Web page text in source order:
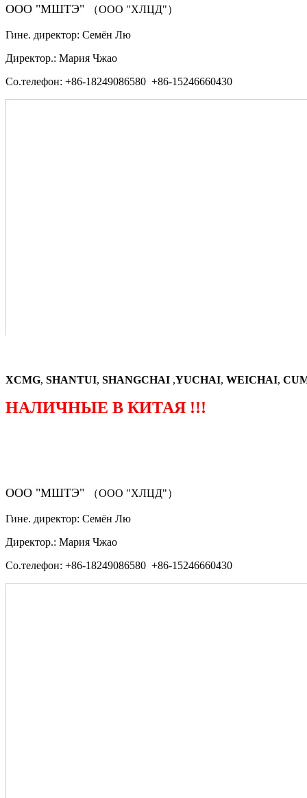
ООО "МШТЭ" （ООО "ХЛЦД"）
Гине. директор: Семён Лю
Директор.: Мария Чжао
Со.телефон: +86-18249086580 +86-15246660430
XCMG, SHANTUI, SHANGCHAI ,YUCHAI, WEICHAI,
НАЛИЧНЫЕ В КИТАЯ !!!
ООО "МШТЭ" （ООО "ХЛЦД"）
Гине. директор: Семён Лю
Директор.: Мария Чжао
Со.телефон: +86-18249086580 +86-15246660430